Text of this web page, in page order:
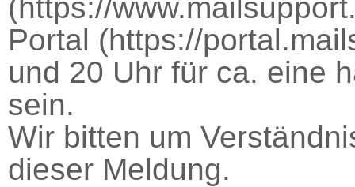
(https://
Portal (https://
und 20 Uhr für ca. eine
sein.
Wir bitten um
dieser Meldung.